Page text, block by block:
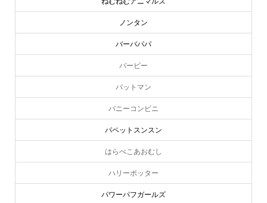
ノンタン
バーバパパ
バービー
バットマン
バニーコンビニ
パペットスンスン
はらぺこあおむし
ハリーポッター
パワーパフガールズ